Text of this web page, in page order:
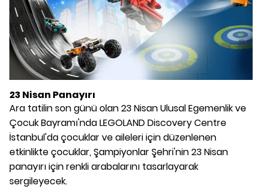
23 Nisan Panayırı
Ara tatilin son günü olan 23 Nisan Ulusal Egemenlik ve
Çocuk Bayramı'nda LEGOLAND Discovery Centre
İstanbul'da çocuklar ve aileleri için düzenlenen
etkinlikte çocuklar, Şampiyonlar Şehri'nin 23 Nisan
panayırı için renkli arabalarını tasarlayarak
sergileyecek.